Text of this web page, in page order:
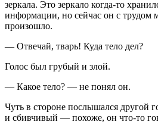
зеркала. Это зеркало когда-то
информации, но сейчас он с трудом
произошло.
— Отвечай, тварь! Куда тело дел?
Голос был грубый и злой.
— Какое тело? — не понял он.
Чуть в стороне послышался другой
и сбивчивый — похоже, он что-то